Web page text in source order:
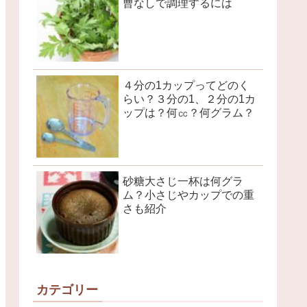
曹なしで調理するには
４分の1カップってどのく
らい？３分の1、２分の1カ
ップは？何㏄？何グラム？
砂糖大さじ一杯は何グラ
ム？小さじやカップでの重
さも紹介
カテゴリー